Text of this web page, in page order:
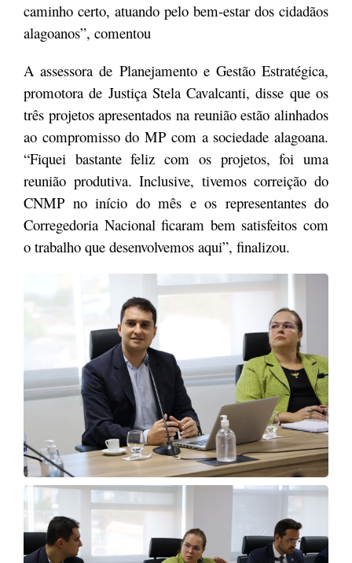
caminho certo, atuando pelo bem-estar dos cidadãos
alagoanos”, comentou
A assessora de Planejamento e Gestão Estratégica,
promotora de Justiça Stela Cavalcanti, disse que os
três projetos apresentados na reunião estão alinhados
ao compromisso do MP com a sociedade alagoana.
“Fiquei bastante feliz com os projetos, foi uma
reunião produtiva. Inclusive, tivemos correição do
CNMP no início do mês e os representantes do
Corregedoria Nacional ficaram bem satisfeitos com
o trabalho que desenvolvemos aqui”, finalizou.